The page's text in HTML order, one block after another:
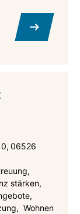
06526
stärken
Wohnen